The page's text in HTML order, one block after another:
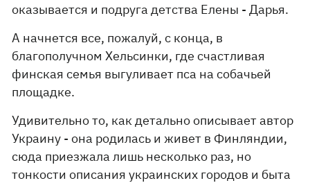
оказывается и подруга детства Елены - Дарья.
А начнется все, пожалуй, с конца, в
благополучном Хельсинки, где счастливая
финская семья выгуливает пса на собачьей
площадке.
Удивительно то, как детально описывает автор
Украину - она родилась и живет в Финляндии,
сюда приезжала лишь несколько раз, но
тонкости описания украинских городов и быта